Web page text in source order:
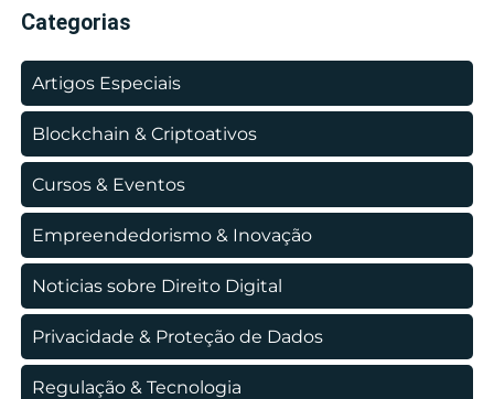
Categorias
Artigos Especiais
Blockchain & Criptoativos
Cursos & Eventos
Empreendedorismo & Inovação
Noticias sobre Direito Digital
Privacidade & Proteção de Dados
Regulação & Tecnologia